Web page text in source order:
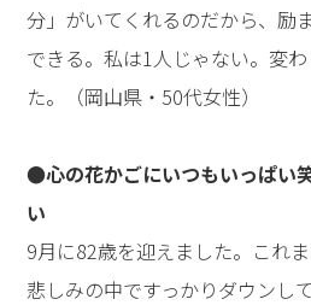
分」がいてくれるのだから、励
できる。私は1人じゃない。変
た。（岡山県・50代女性）
●心の花かごにいつもいっぱい
い
9月に82歳を迎えました。これ
悲しみの中ですっかりダウンし